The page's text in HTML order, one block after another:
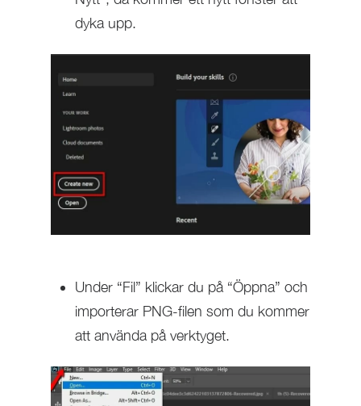
dyka upp.
Under “Fil” klickar du på “Öppna” och
importerar PNG-filen som du kommer
att använda på verktyget.